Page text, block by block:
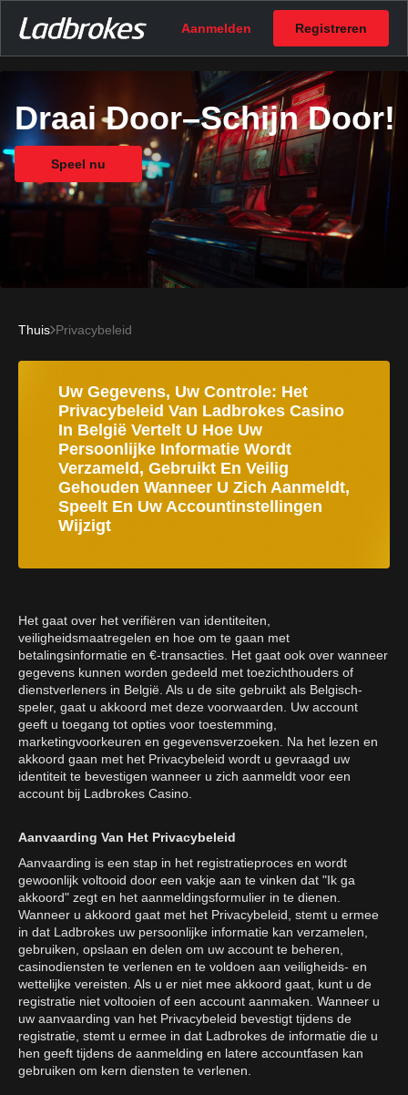
Aanmelden Registreren
Draai Door–Schijn Door!
Speel nu
Thuis Privacybeleid
Uw Gegevens, Uw Controle: Het
Privacybeleid Van Ladbrokes Casino
In België Vertelt U Hoe Uw
Persoonlijke Informatie Wordt
Verzameld, Gebruikt En Veilig
Gehouden Wanneer U Zich Aanmeldt,
Speelt En Uw Accountinstellingen
Wijzigt
Het gaat over het verifiëren van identiteiten,
veiligheidsmaatregelen en hoe om te gaan met
betalingsinformatie en €-transacties. Het gaat ook over wanneer
gegevens kunnen worden gedeeld met toezichthouders of
dienstverleners in België. Als u de site gebruikt als Belgisch-
speler, gaat u akkoord met deze voorwaarden. Uw account
geeft u toegang tot opties voor toestemming,
marketingvoorkeuren en gegevensverzoeken. Na het lezen en
akkoord gaan met het Privacybeleid wordt u gevraagd uw
identiteit te bevestigen wanneer u zich aanmeldt voor een
account bij Ladbrokes Casino.
Aanvaarding Van Het Privacybeleid
Aanvaarding is een stap in het registratieproces en wordt
gewoonlijk voltooid door een vakje aan te vinken dat "Ik ga
akkoord" zegt en het aanmeldingsformulier in te dienen.
Wanneer u akkoord gaat met het Privacybeleid, stemt u ermee
in dat Ladbrokes uw persoonlijke informatie kan verzamelen,
gebruiken, opslaan en delen om uw account te beheren,
casinodiensten te verlenen en te voldoen aan veiligheids- en
wettelijke vereisten. Als u er niet mee akkoord gaat, kunt u de
registratie niet voltooien of een account aanmaken. Wanneer u
uw aanvaarding van het Privacybeleid bevestigt tijdens de
registratie, stemt u ermee in dat Ladbrokes de informatie die u
hen geeft tijdens de aanmelding en latere accountfasen kan
gebruiken om kern diensten te verlenen.